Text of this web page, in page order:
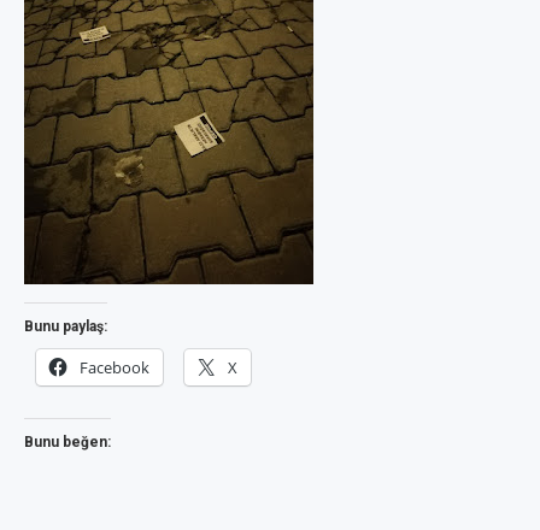
Bunu paylaş:
Facebook X
Bunu beğen: